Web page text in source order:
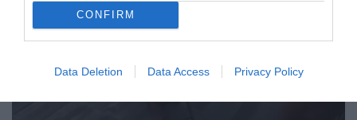
CONFIRM
Data Deletion Data Access Privacy Policy